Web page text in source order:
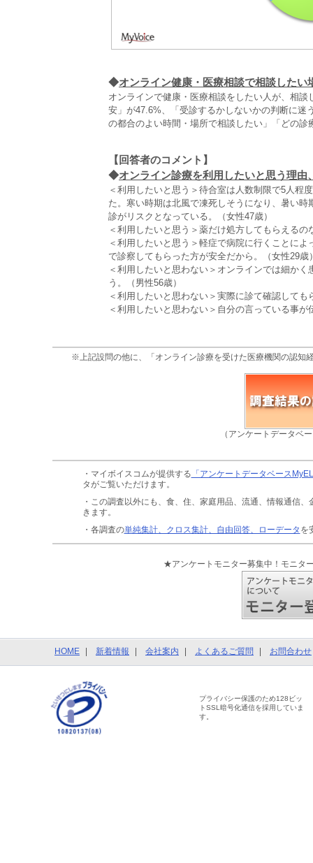
◆オンライン健康・医療相談で相談したい
オンラインで健康・医療相談をしたい人が、相
安」が47.6%、「受診するかしないかの判断に
の都合のよい時間・場所で相談したい」「どの
【回答者のコメント】
◆オンライン診療を利用したいと思う理由
＜利用したいと思う＞待合室は人数制限で5人程
た。寒い時期は北風で凍死しそうになり、暑い
診がリスクとなっている。（女性47歳）
＜利用したいと思う＞薬だけ処方してもらえる
＜利用したいと思う＞軽症で病院に行くことに
で診察してもらった方が安全だから。（女性29歳
＜利用したいと思わない＞オンラインでは細か
う。（男性56歳）
＜利用したいと思わない＞実際に診て確認して
＜利用したいと思わない＞自分の言っている事
※上記設問の他に、「オンライン診療を受けた医療機関の認知
（アンケートデータベ
・マイボイスコムが提供する 「アンケートデータベース
タがご覧いただけます。
・この調査以外にも、食、住、家庭用品、流通、情報通信、
きます。
・各調査の単純集計、クロス集計、自由回答、ローデータ を
★アンケートモニター募集中！モニタ
HOME 新着情報 会社案内 よくあるご質問 お問合わせ
プライバシー保護のため128ビッ
トSSL暗号化通信を採用していま
す。